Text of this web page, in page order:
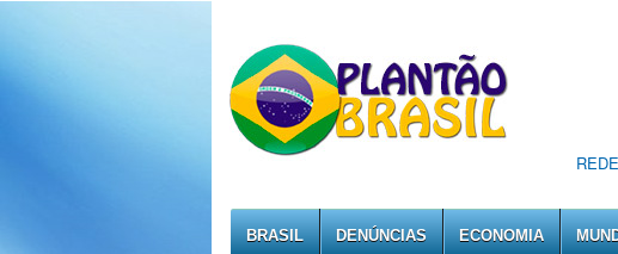
BRASIL DENÚNCIAS ECONOMIA